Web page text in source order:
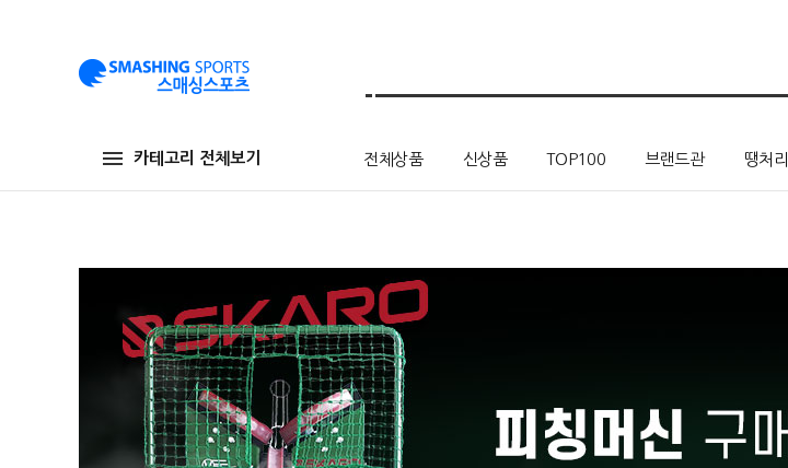
카테고리 전체보기 전체상품 신상품 TOP100 브랜드관 땡처리